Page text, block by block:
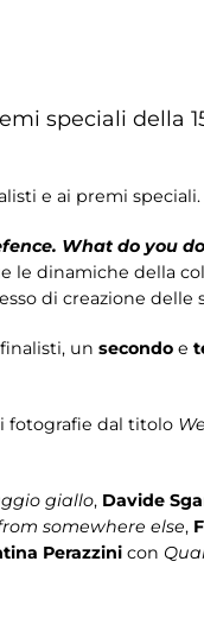
speciali della
e ai premi speciali.
What do you
le dinamiche della
di creazione delle
un secondo e
fotografie dal titolo
giallo, Davide
somewhere else,
Perazzini con